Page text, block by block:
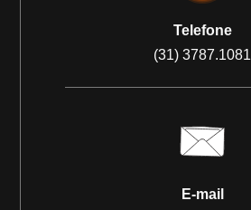
Telefone
(31) 3787.1081
E-mail